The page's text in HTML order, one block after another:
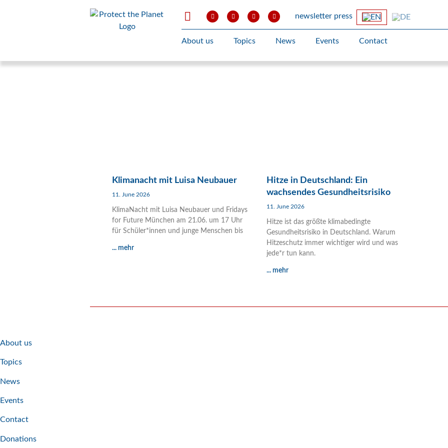
newsletter press
About us Topics News Events Contact
Klimanacht mit Luisa Neubauer
11. June 2026
KlimaNacht mit Luisa Neubauer und Fridays
for Future München am 21.06. um 17 Uhr
für Schüler*innen und junge Menschen bis
... mehr
Hitze in Deutschland: Ein
wachsendes Gesundheitsrisiko
11. June 2026
Hitze ist das größte klimabedingte
Gesundheitsrisiko in Deutschland. Warum
Hitzeschutz immer wichtiger wird und was
jede*r tun kann.
... mehr
About us
Topics
News
Events
Contact
Donations